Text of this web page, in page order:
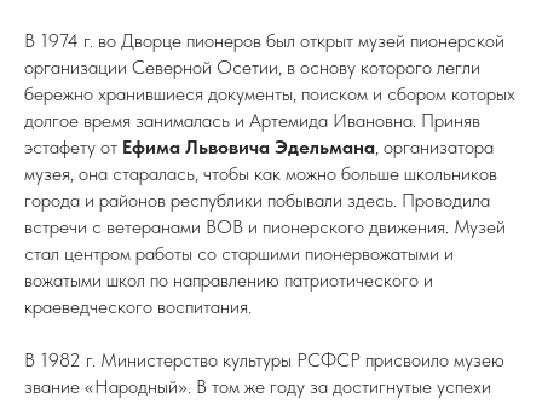
В 1974 г. во Дворце пионеров был открыт музей пионерской
организации Северной Осетии, в основу которого легли
бережно хранившиеся документы, поиском и сбором которых
долгое время занималась и Артемида Ивановна. Приняв
эстафету от Ефима Львовича Эдельмана, организатора
музея, она старалась, чтобы как можно больше школьников
города и районов республики побывали здесь. Проводила
встречи с ветеранами ВОВ и пионерского движения. Музей
стал центром работы со старшими пионервожатыми и
вожатыми школ по направлению патриотического и
краеведческого воспитания.
В 1982 г. Министерство культуры РСФСР присвоило музею
звание «Народный». В том же году за достигнутые успехи